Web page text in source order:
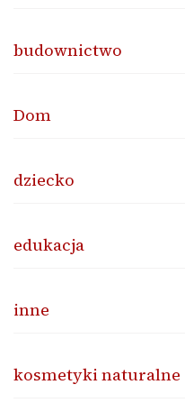
budownictwo
Dom
dziecko
edukacja
inne
kosmetyki naturalne